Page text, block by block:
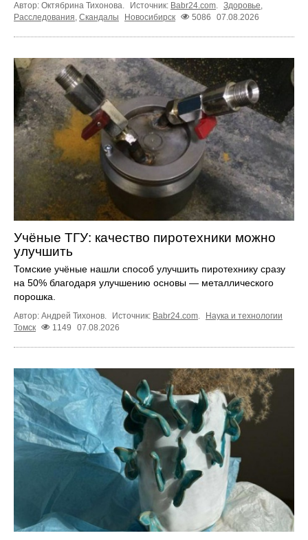
Автор: Октябрина Тихонова. Источник: Babr24.com Здоровье
Расследования Скандалы Новосибирск 5086 07.08.2026
Учёные ТГУ: качество пиротехники можно
улучшить
Томские учёные нашли способ улучшить пиротехнику сразу
на 50% благодаря улучшению основы — металлического
порошка.
Автор: Андрей Тихонов. Источник: Babr24.com.
Наука и технологии
Томск
1149 07.08.2026